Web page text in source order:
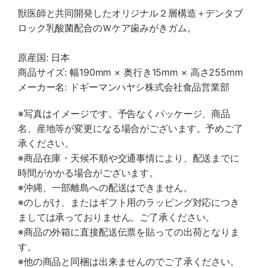
獣医師と共同開発したオリジナル２層構造＋デンタブ
ロック乳酸菌配合のＷケア歯みがきガム。
原産国: 日本
商品サイズ: 幅190mm × 奥行き15mm × 高さ255mm
メーカー名: ドギーマンハヤシ株式会社食品営業部
※写真はイメージです。予告なくパッケージ、商品
名、産地等が変更になる場合がございます。予めご了
承ください。
※商品在庫・天候不順や交通事情により、配送までに
時間がかかる場合がございます。
※沖縄、一部離島への配送はできません。
※のしがけ、またはギフト用のラッピング対応につき
ましては承っておりません。ご了承ください。
※商品の外箱に直接配送伝票を貼っての出荷となりま
す。
※他の商品と同梱は出来ませんのでご了承ください。